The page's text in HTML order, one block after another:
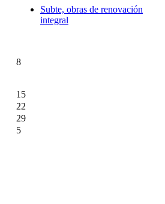
Subte, obras de renovación
integral
8
15
22
29
5